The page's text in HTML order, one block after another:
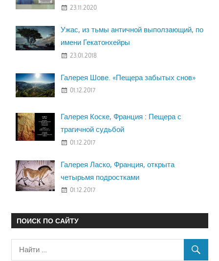
23.11.2020
Ужас, из тьмы античной выползающий, по
имени Гекатонхейры
23.01.2018
Галерея Шове. «Пещера забытых снов»
01.12.2017
Галерея Коске, Франция : Пещера с
трагичной судьбой
01.12.2017
Галерея Ласко, Франция, открыта
четырьмя подростками
01.12.2017
ПОИСК ПО САЙТУ